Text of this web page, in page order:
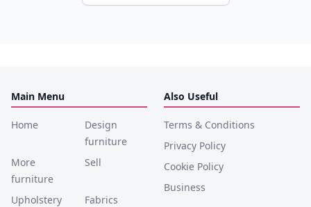
Main Menu
Home
Design
furniture
More
furniture
Sell
Upholstery
Fabrics
Also Useful
Terms & Conditions
Privacy Policy
Cookie Policy
Business